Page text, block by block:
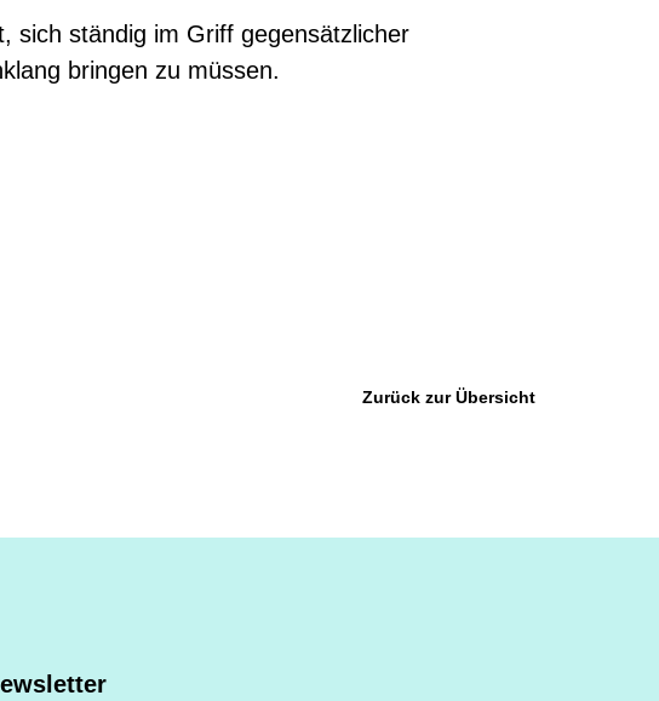
sich ständig im Griff gegensätzlicher
bringen zu müssen.
Zurück zur Übersicht